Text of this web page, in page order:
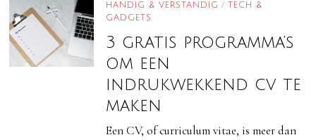
HANDIG & VERSTANDIG /
TECH &
GADGETS
3 gratis programma’s
om een
indrukwekkend cv te
maken
Een CV, of curriculum vitae, is meer dan